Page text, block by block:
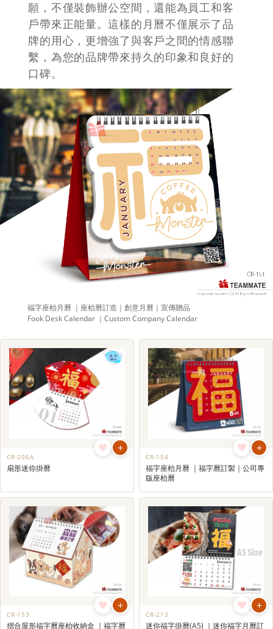
願，不僅裝飾辦公空間，還能為員工和客
戶帶來正能量。這樣的月曆不僅展示了品
牌的用心，更增強了與客戶之間的情感聯
繫，為您的品牌帶來持久的印象和良好的
口碑。
福字座枱月曆 ｜座枱曆訂造｜創意月曆｜宣傳贈品
Fook Desk Calendar ｜Custom Company Calendar
+
CR-206A
扇形迷你掛曆
+
CR-154
福字座枱月曆 ｜福字曆訂製｜公司專
版座枱曆
+
CR-153
摺合屋形福字曆座枱收納盒 ｜福字曆
+
CR-213
迷你福字掛曆(A5) ｜迷你福字月曆訂